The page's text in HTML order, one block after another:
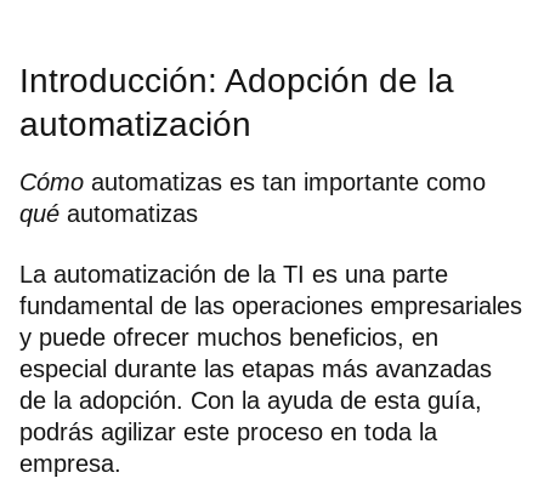
Introducción: Adopción de la
automatización
Cómo automatizas es tan importante como
qué automatizas
La automatización de la TI es una parte
fundamental de las operaciones empresariales
y puede ofrecer muchos beneficios, en
especial durante las etapas más avanzadas
de la adopción. Con la ayuda de esta guía,
podrás agilizar este proceso en toda la
empresa.